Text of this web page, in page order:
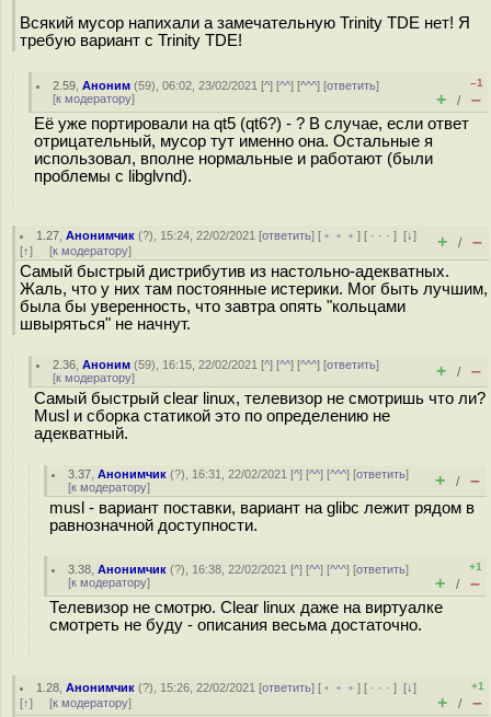
Всякий мусор напихали а замечательную Trinity TDE нет! Я
требую вариант с Trinity TDE!
2.59 ,Аноним (59), 06:02, 23/02/2021 [^] [^^] [^^^] [ответить]
[к модератору]
–1
+ / –
Её уже портировали на qt5 (qt6?) - ? В случае, если ответ
отрицательный, мусор тут именно она. Остальные я
использовал, вполне нормальные и работают (были
проблемы с libglvnd).
1.27 ,Анонимчик (?), 15:24, 22/02/2021 [ответить] [ ﹢﹢﹢] [ · · ·][↓]
[↑] [к модератору] + / –
Самый быстрый дистрибутив из настольно-адекватных.
Жаль, что у них там постоянные истерики. Мог быть лучшим,
была бы уверенность, что завтра опять "кольцами
швыряться" не начнут.
2.36 ,Аноним (59), 16:15, 22/02/2021 [^] [^^] [^^^] [ответить]
[к модератору] + / –
Самый быстрый clear linux, телевизор не смотришь что ли?
Musl и сборка статикой это по определению не
адекватный.
3.37 ,Анонимчик (?), 16:31, 22/02/2021 [^] [^^] [^^^] [ответить]
[к модератору] + / –
musl - вариант поставки, вариант на glibc лежит рядом в
равнозначной доступности.
3.38 ,Анонимчик (?), 16:38, 22/02/2021 [^] [^^] [^^^] [ответить]
[к модератору]
+1
+ / –
Телевизор не смотрю. Clear linux даже на виртуалке
смотреть не буду - описания весьма достаточно.
1.28 ,Анонимчик (?), 15:26, 22/02/2021 [ответить] [ ﹢﹢﹢] [ · · ·][↓]
[↑] [к модератору]
+1
+ / –